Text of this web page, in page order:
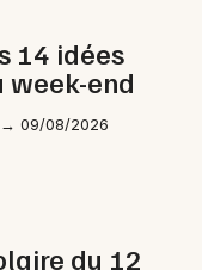
14 idées
week-end
09/08/2026
du 12